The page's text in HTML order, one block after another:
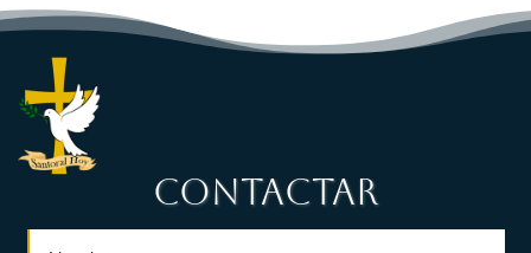
CONTACTAR